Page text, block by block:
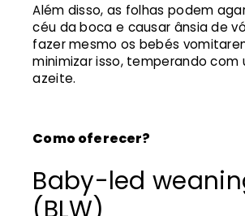
Além disso, as folhas podem
céu da boca e causar ânsia de
fazer mesmo os bebés
minimizar isso, temperando com
azeite.
Como oferecer?
Baby-led
(BLW)